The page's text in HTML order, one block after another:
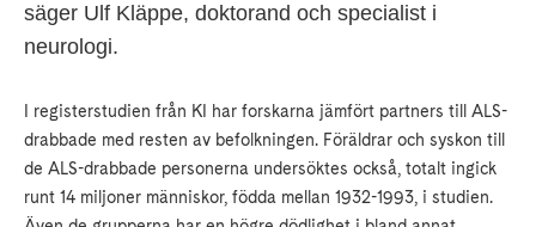
säger Ulf Kläppe, doktorand och specialist i
neurologi.
I registerstudien från KI har forskarna jämfört partners till ALS-
drabbade med resten av befolkningen. Föräldrar och syskon till
de ALS-drabbade personerna undersöktes också, totalt ingick
runt 14 miljoner människor, födda mellan 1932-1993, i studien.